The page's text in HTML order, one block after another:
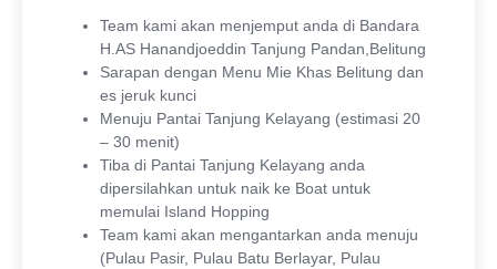
Team kami akan menjemput anda di Bandara
H.AS Hanandjoeddin Tanjung Pandan,Belitung
Sarapan dengan Menu Mie Khas Belitung dan
es jeruk kunci
Menuju Pantai Tanjung Kelayang (estimasi 20
– 30 menit)
Tiba di Pantai Tanjung Kelayang anda
dipersilahkan untuk naik ke Boat untuk
memulai Island Hopping
Team kami akan mengantarkan anda menuju
(Pulau Pasir, Pulau Batu Berlayar, Pulau